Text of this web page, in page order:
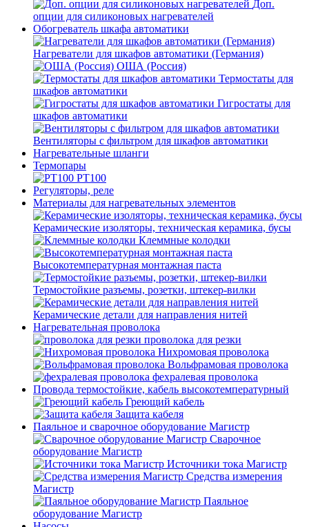
Доп.
опции для силиконовых нагревателей
Обогреватель шкафа автоматики
Нагреватели для шкафов автоматики (Германия)
ОША (Россия)
Термостаты для
шкафов автоматики
Гигростаты для
шкафов автоматики
Вентиляторы с фильтром для шкафов автоматики
Нагревательные шланги
Термопары
PT100
Регуляторы, реле
Материалы для нагревательных элементов
Керамические изоляторы, техническая керамика, бусы
Клеммные колодки
Высокотемпературная монтажная паста
Термостойкие разъемы, розетки, штекер-вилки
Керамические детали для направления нитей
Нагревательная проволока
проволока для резки
Нихромовая проволока
Вольфрамовая проволока
фехралевая проволока
Провода термостойкие, кабель высокотемпературный
Греющий кабель
Защита кабеля
Паяльное и сварочное оборудование Магистр
Сварочное
оборудование Магистр
Источники тока Магистр
Средства измерения
Магистр
Паяльное
оборудование Магистр